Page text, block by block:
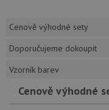
Cenově výhodné sety
Doporučujeme dokoupit
Vzorník barev
Cenově výhodné